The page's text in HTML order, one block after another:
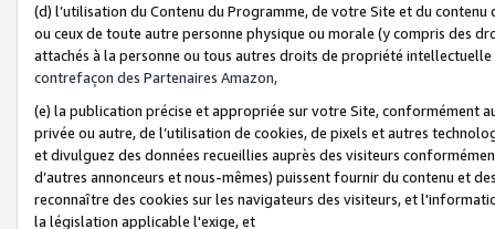
(d) l’utilisation du Contenu du Programme, de votre Site et du
ou ceux de toute autre personne physique ou morale (y compris des
attachés à la personne ou tous autres droits de propriété
contrefaçon des Partenaires Amazon,
(e) la publication précise et appropriée sur votre Site, conformément
privée ou autre, de l’utilisation de cookies, de pixels et autres
et divulguez des données recueillies auprès des visiteurs
d’autres annonceurs et nous-mêmes) puissent fournir du contenu et
reconnaître des cookies sur les navigateurs des visiteurs, et
la législation applicable l'exige, et